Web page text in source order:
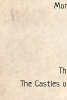
The Castles